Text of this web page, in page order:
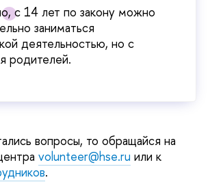
с 14 лет по закону можно
заниматься
деятельностью, но с
родителей.
вопросы, то обращайся на
volunteer@hse.ru или к
.